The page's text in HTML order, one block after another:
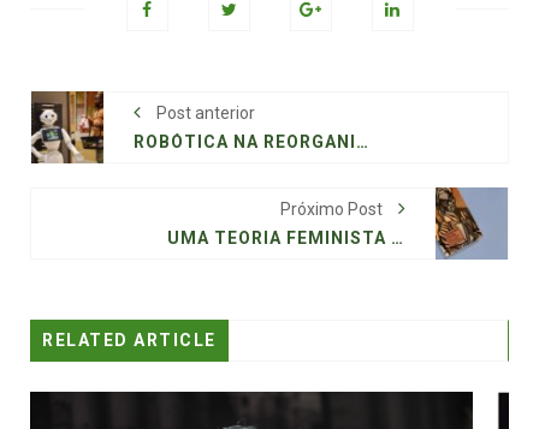
Post anterior
ROBÓTICA NA REORGANIZAÇÃO DA DESIGUALDADE GLOBAL
Próximo Post
UMA TEORIA FEMINISTA DA VIOLÊNCIA
RELATED ARTICLE